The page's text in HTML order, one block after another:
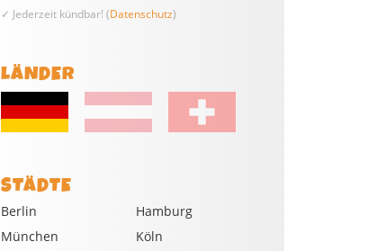
✓ Jederzeit kündbar! (Datenschutz)
LÄNDER
STÄDTE
Berlin
Hamburg
München
Köln